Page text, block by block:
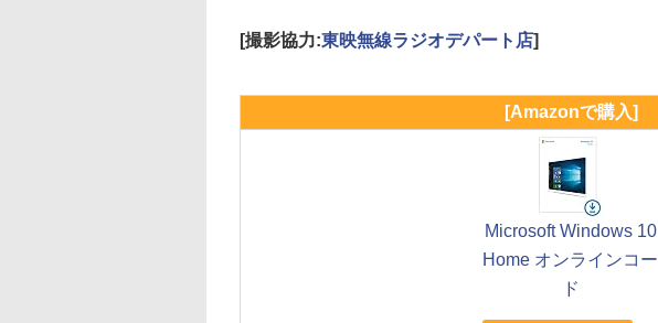
[撮影協力:東映無線ラジオデパート店]
[Amazonで購入]
Microsoft Windows 10
Home オンラインコー
ド